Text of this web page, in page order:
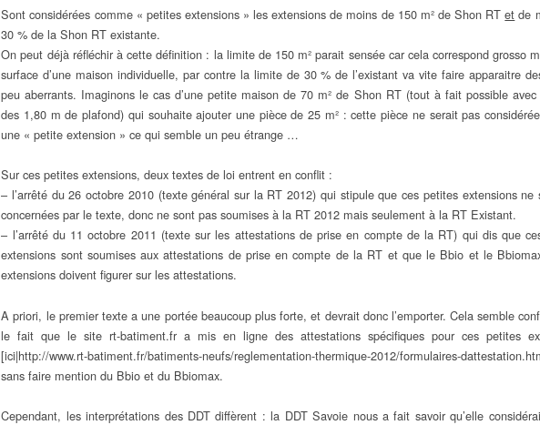
Sont considérées comme « petites extensions » les extensions de moins de 150 m² de Shon RTet de
30 % de la Shon RT existante.
On peut déjà réfléchir à cette définition : la limite de 150 m² parait sensée car cela correspond grosso
surface d’une maison individuelle, par contre la limite de 30 % de l’existant va vite faire apparaitre
peu aberrants. Imaginons le cas d’une petite maison de 70 m² de Shon RT (tout à fait possible
des 1,80 m de plafond) qui souhaite ajouter une pièce de 25 m² : cette pièce ne serait pas
une « petite extension » ce qui semble un peu étrange …
Sur ces petites extensions, deux textes de loi entrent en conflit :
– l’arrêté du 26 octobre 2010 (texte général sur la RT 2012) qui stipule que ces petites extensions ne
concernées par le texte, donc ne sont pas soumises à la RT 2012 mais seulement à la RT Existant.
– l’arrêté du 11 octobre 2011 (texte sur les attestations de prise en compte de la RT) qui dis que
extensions sont soumises aux attestations de prise en compte de la RT et que le Bbio et le
extensions doivent figurer sur les attestations.
A priori, le premier texte a une portée beaucoup plus forte, et devrait donc l’emporter. Cela semble
le fait que le site rt-batiment.fr a mis en ligne des attestations spécifiques pour ces petites
[ici|http://www.rt-batiment.fr/batiments-neufs/reglementation-thermique-2012/formulaires-
sans faire mention du Bbio et du Bbiomax.
Cependant, les interprétations des DDT diffèrent : la DDT Savoie nous a fait savoir qu’elle